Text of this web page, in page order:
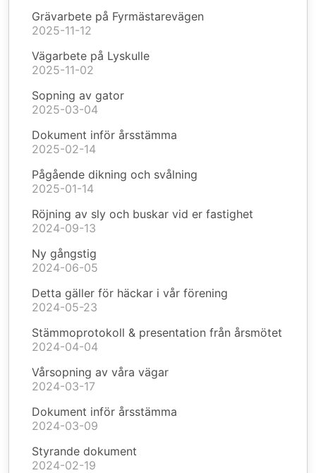
Grävarbete på Fyrmästarevägen
2025-11-12
Vägarbete på Lyskulle
2025-11-02
Sopning av gator
2025-03-04
Dokument inför årsstämma
2025-02-14
Pågående dikning och svålning
2025-01-14
Röjning av sly och buskar vid er fastighet
2024-09-13
Ny gångstig
2024-06-05
Detta gäller för häckar i vår förening
2024-05-23
Stämmoprotokoll & presentation från årsmötet
2024-04-04
Vårsopning av våra vägar
2024-03-17
Dokument inför årsstämma
2024-03-09
Styrande dokument
2024-02-19